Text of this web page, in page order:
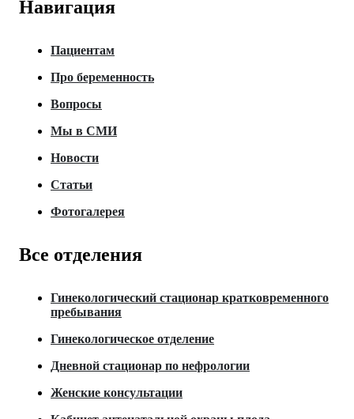
Навигация
Пациентам
Про беременность
Вопросы
Мы в СМИ
Новости
Статьи
Фотогалерея
Все отделения
Гинекологический стационар кратковременного
пребывания
Гинекологическое отделение
Дневной стационар по нефрологии
Женские консультации